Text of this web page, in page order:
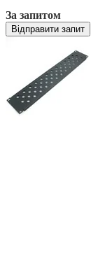
За запитом
Відправити запит